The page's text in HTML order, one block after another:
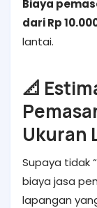
Biaya
dari Rp
lantai.
📐
Ukuran
Supaya tidak
biaya jasa
lapangan